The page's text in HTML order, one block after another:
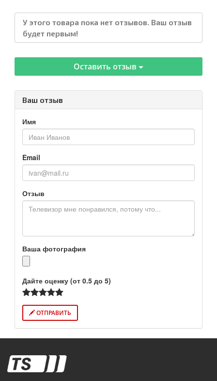
У этого товара пока нет отзывов. Ваш отзыв
будет первым!
Оставить отзыв
Ваш отзыв
Имя
Email
Отзыв
Ваша фотография
Дайте оценку (от 0.5 до 5)
ОТПРАВИТЬ